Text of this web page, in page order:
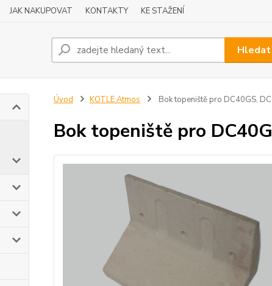
JAK NAKUPOVAT KONTAKTY KE STAŽENÍ
Hledat
Úvod KOTLE Atmos Bok topeniště pro DC40GS,
Bok topeniště pro